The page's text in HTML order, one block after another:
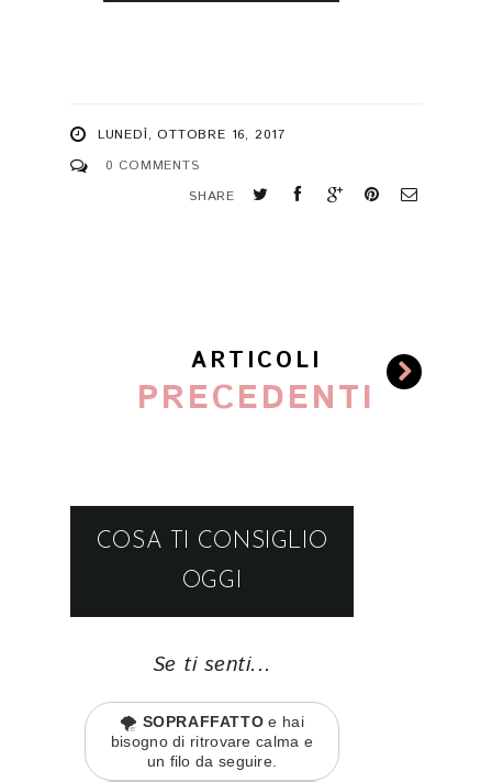
LUNEDÌ, OTTOBRE 16, 2017
0 COMMENTS
SHARE
ARTICOLI
PRECEDENTI
COSA TI CONSIGLIO
OGGI
Se ti senti...
🌪️ SOPRAFFATTO e hai
bisogno di ritrovare calma e
un filo da seguire.